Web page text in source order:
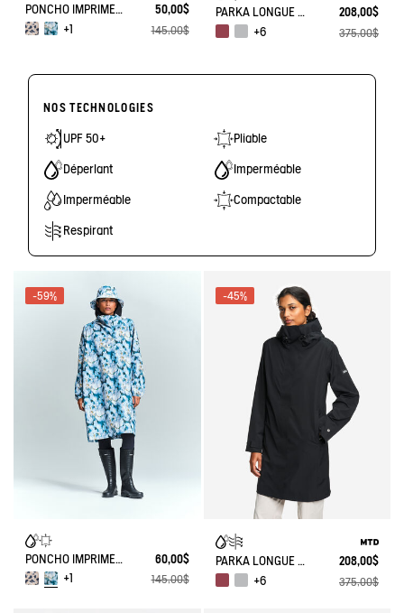
PONCHO IMPRIMÉ IMPERMÉABLE 50,00$
+1 145,00$
PARKA LONGUE MTD À CAPUCHE 208,00$
+6 375,00$
NOS TECHNOLOGIES
UPF 50+ Pliable
Déperlant Imperméable
Imperméable Compactable
Respirant
PONCHO IMPRIMÉ IMPERMÉABLE 60,00$
-59%
+1 145,00$
PARKA LONGUE MTD À CAPUCHE 208,00$
-45%
+6 375,00$